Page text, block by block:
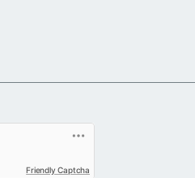
Friendly Captcha